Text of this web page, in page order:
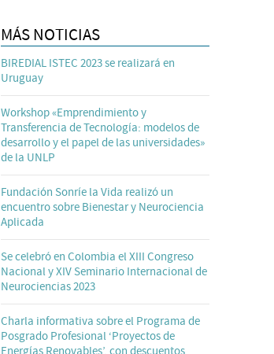
MÁS NOTICIAS
BIREDIAL ISTEC 2023 se realizará en
Uruguay
Workshop «Emprendimiento y
Transferencia de Tecnología: modelos de
desarrollo y el papel de las universidades»
de la UNLP
Fundación Sonríe la Vida realizó un
encuentro sobre Bienestar y Neurociencia
Aplicada
Se celebró en Colombia el XIII Congreso
Nacional y XIV Seminario Internacional de
Neurociencias 2023
Charla informativa sobre el Programa de
Posgrado Profesional ‘Proyectos de